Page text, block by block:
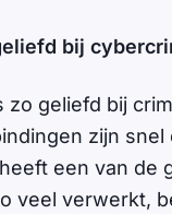
bij
zo geliefd bij
zijn
een van de
veel verwerkt,